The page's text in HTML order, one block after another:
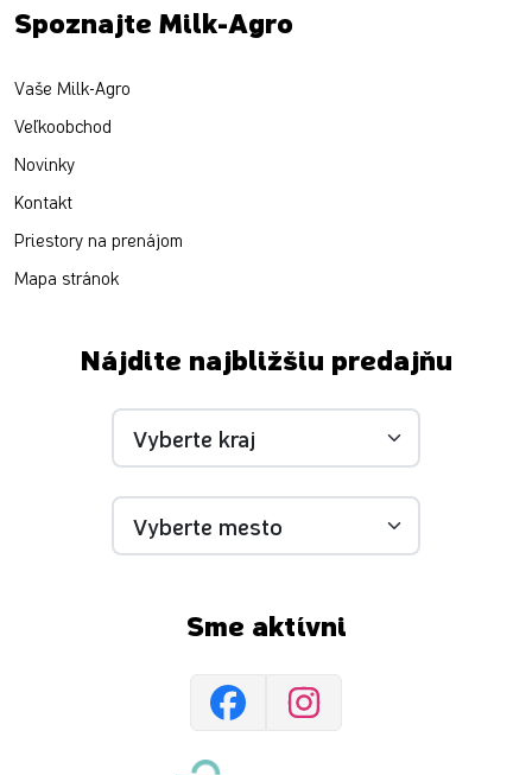
Spoznajte Milk-Agro
Vaše Milk-Agro
Veľkoobchod
Novinky
Kontakt
Priestory na prenájom
Mapa stránok
Nájdite najbližšiu predajňu
Sme aktívni